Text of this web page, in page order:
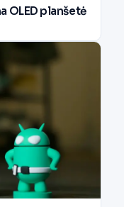
OLED planšetė